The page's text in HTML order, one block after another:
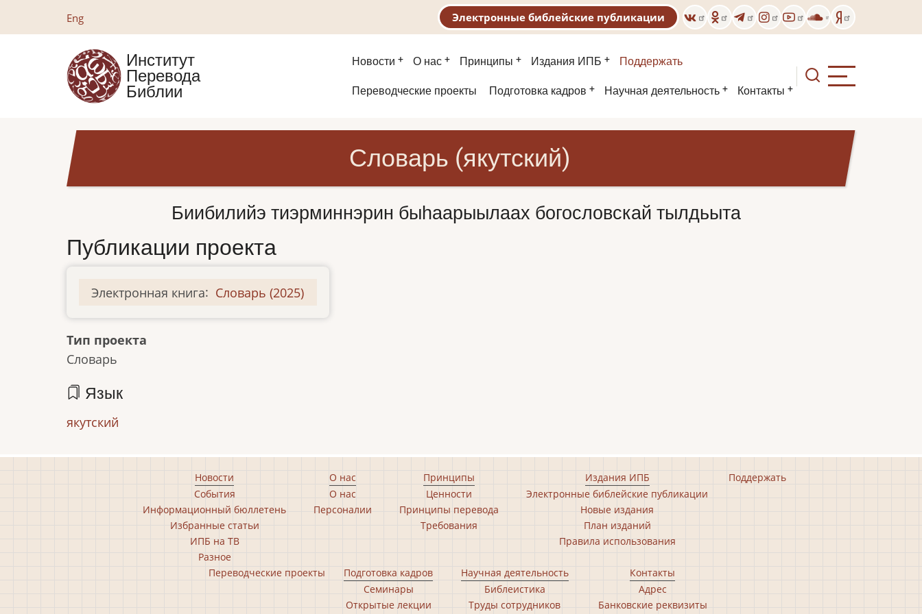
содержанию
Eng Электронные библейские публикации
Институт
Перевода
Библии
Основная
навигация
Новости О нас Принципы Издания ИПБ Поддержать
Второе
Переводческие проекты Подготовка кадров Научная деятельность Контакты
Словарь (якутский)
Биибилийэ тиэрминнэрин быһаарыылаах богословскай тылдьыта
Публикации проекта
Электронная книга: Словарь (2025)
Тип проекта
Словарь
Язык
якутский
Новости
События
Информационный бюллетень
Избранные статьи
ИПБ на ТВ
Разное
О нас
О нас
Персоналии
Принципы
Ценности
Принципы перевода
Требования
Издания ИПБ
Электронные библейские публикации
Новые издания
План изданий
Правила использования
Поддержать
Переводческие проекты
Подготовка кадров
Семинары
Открытые лекции
Научная деятельность
Библеистика
Труды сотрудников
Контакты
Адрес
Банковские реквизиты